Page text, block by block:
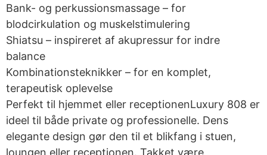
Bank- og perkussionsmassage – for
blodcirkulation og muskelstimulering
Shiatsu – inspireret af akupressur for indre
balance
Kombinationsteknikker – for en komplet,
terapeutisk oplevelse
Perfekt til hjemmet eller receptionenLuxury 808 er
ideel til både private og professionelle. Dens
elegante design gør den til et blikfang i stuen,
loungen eller receptionen. Takket være